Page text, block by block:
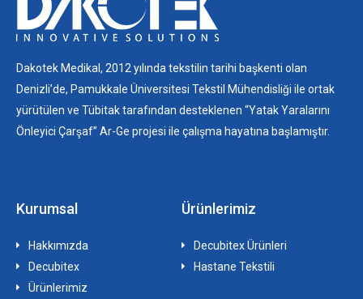
Dakotek Medikal, 2012 yılında tekstilin tarihi başkenti olan
Denizli’de, Pamukkale Üniversitesi Tekstil Mühendisliği ile ortak
yürütülen ve Tübitak tarafından desteklenen “Yatak Yaralarını
Önleyici Çarşaf” Ar-Ge projesi ile çalışma hayatına başlamıştır.
Kurumsal
Hakkımızda
Decubitex
Ürünlerimiz
Ürünlerimiz
Decubitex Ürünleri
Hastane Tekstili